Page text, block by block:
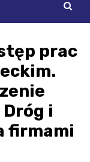
prac
i
firmami